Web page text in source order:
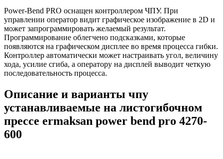
Power-Bend PRO оснащен контроллером ЧПУ. При
управлении оператор видит графическое изображение в 2D и
может запрограммировать желаемый результат.
Программирование облегчено подсказками, которые
появляются на графическом дисплее во время процесса гибки.
Контроллер автоматически может настраивать угол, величину
хода, усилие сгиба, а оператору на дисплей выводит четкую
последовательность процесса.
Описание и варианты чпу
устанавливаемые на листогибочном
прессе ermaksan power bend pro 4270-
600